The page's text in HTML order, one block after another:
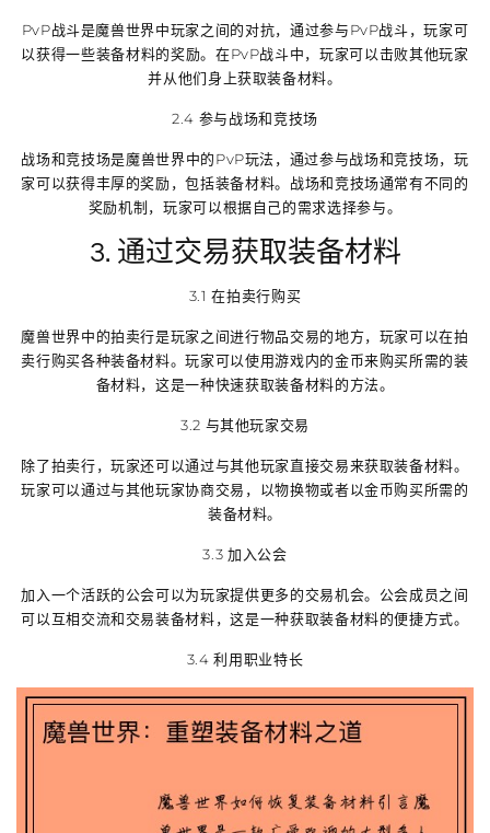
PvP战斗是魔兽世界中玩家之间的对抗，通过参与PvP战斗，玩家可
以获得一些装备材料的奖励。在PvP战斗中，玩家可以击败其他玩家
并从他们身上获取装备材料。
2.4 参与战场和竞技场
战场和竞技场是魔兽世界中的PvP玩法，通过参与战场和竞技场，玩
家可以获得丰厚的奖励，包括装备材料。战场和竞技场通常有不同的
奖励机制，玩家可以根据自己的需求选择参与。
3. 通过交易获取装备材料
3.1 在拍卖行购买
魔兽世界中的拍卖行是玩家之间进行物品交易的地方，玩家可以在拍
卖行购买各种装备材料。玩家可以使用游戏内的金币来购买所需的装
备材料，这是一种快速获取装备材料的方法。
3.2 与其他玩家交易
除了拍卖行，玩家还可以通过与其他玩家直接交易来获取装备材料。
玩家可以通过与其他玩家协商交易，以物换物或者以金币购买所需的
装备材料。
3.3 加入公会
加入一个活跃的公会可以为玩家提供更多的交易机会。公会成员之间
可以互相交流和交易装备材料，这是一种获取装备材料的便捷方式。
3.4 利用职业特长